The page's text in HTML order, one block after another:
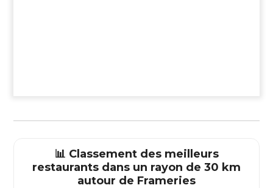
📊 Classement des meilleurs
restaurants dans un rayon de 30 km
autour de Frameries